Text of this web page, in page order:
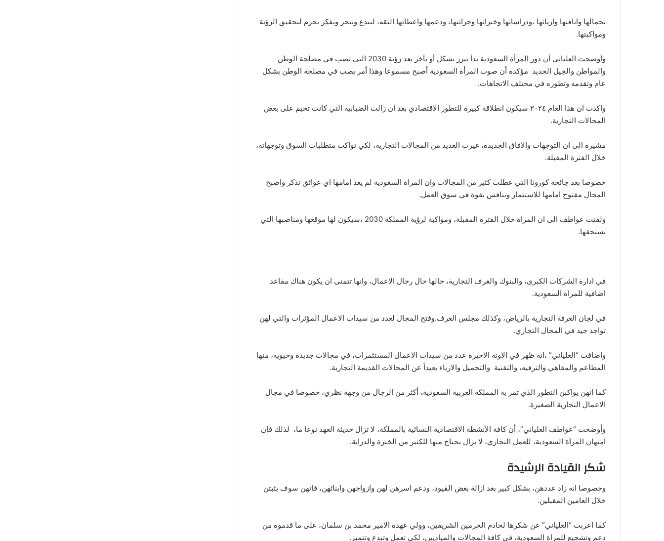
بجمالها واناقتها وازيائها ،ودراساتها وخبراتها وجرائتها، ودعمها واعطائها الثقه، لتبدع وتنجز وتفكر بحزم لتحقيق الرؤية
ومواكبتها.
وأوضحت العلياني أن دور المرأة السعودية بدأ يبرز بشكل أو بآخر بعد رؤية 2030 التي تصب في مصلحة الوطن
والمواطن والجيل الجديد مؤكدة أن صوت المرأة السعودية أصبح مسموعا وهذا أمر يصب في مصلحة الوطن بشكل
عام وتقدمه وتطوره في مختلف الاتجاهات.
واكدت ان هذا العام ٢٠٢٤ سيكون انطلاقة كبيرة للتطور الاقتصادي بعد ان زالت الضبابية التي كانت تخيم على بعض
المجالات التجارية.
مشيرة الى ان التوجهات والافاق الجديدة، غيرت العديد من المجالات التجارية، لكي تواكب متطلبات السوق وتوجهاته،
خلال الفترة المقبلة.
خصوصا بعد جائحة كورونا التي عطلت كثير من المجالات وان المراة السعودية لم يعد امامها اي عوائق تذكر واصبح
المجال مفتوح امامها للاستثمار وتنافس بقوة في سوق العمل.
ولفتت عواطف الى ان المراة خلال الفترة المقبلة، ومواكبة لرؤية المملكة 2030 ،سيكون لها موقعها ومناصبها التي
تستحقها.
في ادارة الشركات الكبرى، والبنوك والغرف التجارية، حالها حال رجال الاعمال، وانها تتمنى ان يكون هناك مقاعد
اضافية للمراة السعودية.
في لجان الغرفة التجارية بالرياض، وكذلك مجلس الغرف.وفتح المجال لعدد من سيدات الاعمال المؤثرات والتي لهن
تواجد جيد في المجال التجاري.
واضافت “العلياني” ،انه ظهر في الاونة الاخيرة عدد من سيدات الاعمال المستثمرات، في مجالات جديدة وحيوية، منها
المطاعم والمقاهي والترفيه، والتقنية والتجميل والازياء بعيداً عن المجالات القديمة التجارية.
كما انهن يواكبن التطور الذي تمر به المملكة العربية السعودية، أكثر من الرجال من وجهة نظري، خصوصا في مجال
الاعمال التجارية الصغيرة.
وأوضحت “عواطف العلياني”، أن كافة الأنشطة الاقتصادية النسائية بالمملكة، لا تزال حديثة العهد نوعا ما، لذلك فإن
امتهان المرأة السعودية، للعمل التجاري، لا يزال يحتاج منها للكثير من الخبرة والدراية.
شكر القيادة الرشيدة
وخصوصا انه زاد عددهن، بشكل كبير بعد ازالة بعض القيود، ودعم اسرهن لهن وازواجهن وابنائهن، فانهن سوف يثبتن
خلال العامين المقبلين.
كما اعربت “العلياني” عن شكرها لخادم الحرمين الشريفين، وولي عهده الامير محمد بن سلمان، على ما قدموه من
دعم وتشجيع للمراة السعودية، في كافة المجالات والمياديين، لكي تعمل وتبدع وتتميز.